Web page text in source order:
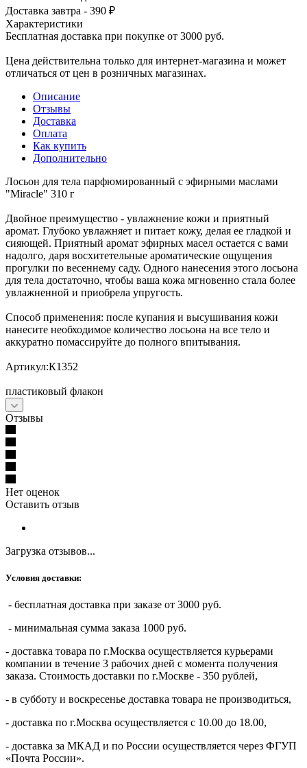
Доставка завтра - 390 ₽
Характеристики
Бесплатная доставка при покупке от 3000 руб.
Цена действительна только для интернет-магазина и может
отличаться от цен в розничных магазинах.
Описание
Отзывы
Доставка
Оплата
Как купить
Дополнительно
Лосьон для тела парфюмированный с эфирными маслами
"Miracle" 310 г
Двойное преимущество - увлажнение кожи и приятный
аромат. Глубоко увлажняет и питает кожу, делая ее гладкой и
сияющей. Приятный аромат эфирных масел остается с вами
надолго, даря восхитетельные ароматические ощущения
прогулки по весеннему саду. Одного нанесения этого лосьона
для тела достаточно, чтобы ваша кожа мгновенно стала более
увлажненной и приобрела упругость.
Способ применения: после купания и высушивания кожи
нанесите необходимое количество лосьона на все тело и
аккуратно помассируйте до полного впитывания.
Артикул:К1352
пластиковый флакон
Отзывы
Нет оценок
Оставить отзыв
Загрузка отзывов...
Условия доставки:
- бесплатная доставка при заказе от 3000 руб.
- минимальная сумма заказа 1000 руб.
- доставка товара по г.Москва осуществляется курьерами
компании в течение 3 рабочих дней с момента получения
заказа. Стоимость доставки по г.Москве - 350 рублей,
- в субботу и воскресенье доставка товара не производиться,
- доставка по г.Москва осуществляется с 10.00 до 18.00,
- доставка за МКАД и по России осуществляется через ФГУП
«Почта России».